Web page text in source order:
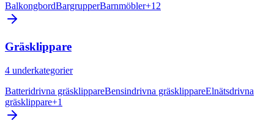
BalkongbordBargrupperBarnmöbler+12
Gräsklippare
4 underkategorier
Batteridrivna gräsklippareBensindrivna gräsklippareElnätsdrivna
gräsklippare+1